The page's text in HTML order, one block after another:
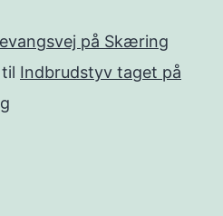
på Skæring
til Indbrudstyv taget på